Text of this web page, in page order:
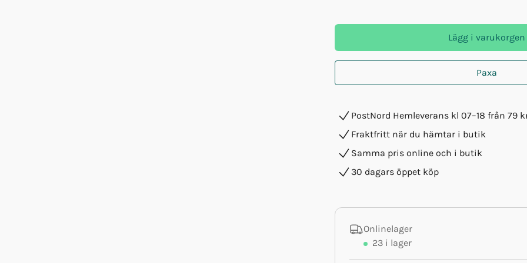
Lägg i varukorgen
Paxa
PostNord Hemleverans kl 07–18 från 79
Fraktfritt när du hämtar i butik
Samma pris online och i butik
30 dagars öppet köp
Onlinelager
23 i lager